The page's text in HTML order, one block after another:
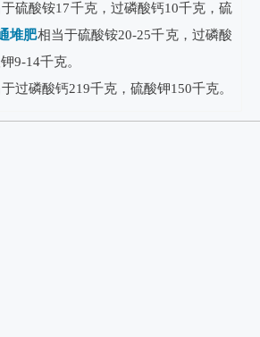
硫酸铵17千克，过磷酸钙10千克，硫
堆肥相当于硫酸铵20-25千克，过磷酸
9-14千克。
过磷酸钙219千克，硫酸钾150千克。